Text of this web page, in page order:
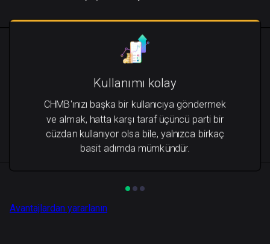
Kullanımı kolay
CHMB'ınızı başka bir kullanıcıya göndermek
ve almak, hatta karşı taraf üçüncü parti bir
cüzdan kullanıyor olsa bile, yalnızca birkaç
basit adımda mümkündür.
Avantajlardan yararlanın